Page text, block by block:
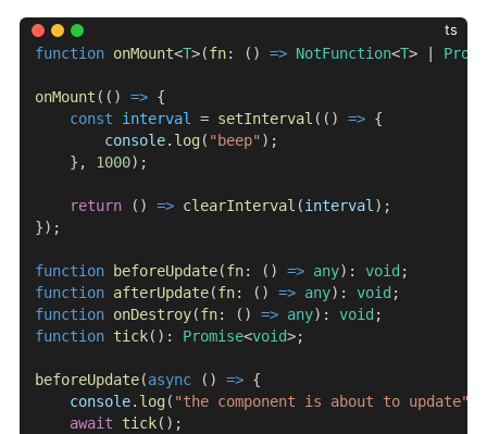
ts
function onMount<T>(fn: () => NotFunction<T> |
onMount (() => {
    const
interval = setInterval (() => {
        console
. log( "beep" );
    },
1000);
    return
() => clearInterval (interval);
});
function beforeUpdate(fn: () => any): void ;
function afterUpdate(fn: () => any): void ;
function onDestroy(fn: () => any): void ;
function tick(): Promise<void>;
beforeUpdate(async () => {
    console
. log( "the component is about to update"
    await
tick();